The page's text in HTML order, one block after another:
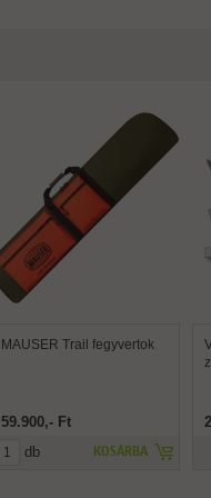
MAUSER Trail fegyvertok
59.900,- Ft
KOSÁRBA
db